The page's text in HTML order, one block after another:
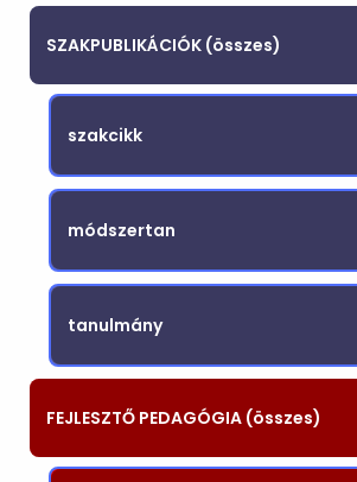
SZAKPUBLIKÁCIÓK (összes)
szakcikk
módszertan
tanulmány
FEJLESZTŐ PEDAGÓGIA (összes)